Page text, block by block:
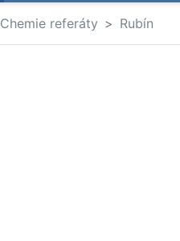
Chemie referáty Rubín